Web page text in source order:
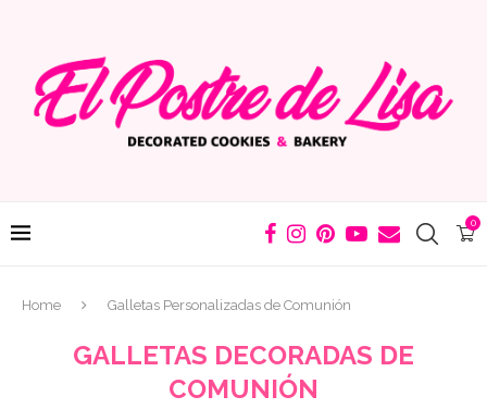
0
Home Galletas Personalizadas de Comunión
GALLETAS DECORADAS DE
COMUNIÓN